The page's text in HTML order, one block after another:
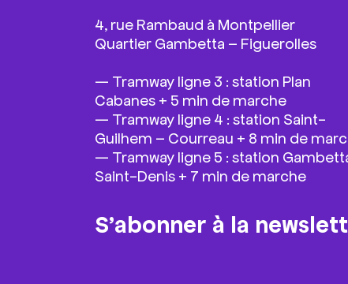
4, rue Rambaud à Montpellier
Quartier Gambetta – Figuerolles
— Tramway ligne 3 : station Plan
Cabanes + 5 min de marche
— Tramway ligne 4 : station Saint-
Guilhem – Courreau + 8 min de
— Tramway ligne 5 : station
Saint-Denis + 7 min de marche
S’abonner à la